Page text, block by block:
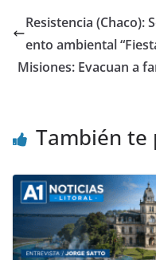
e
b
o
er s
A
p
Resistencia (Chaco):
ento ambiental
Misiones: Evacuan a
También te